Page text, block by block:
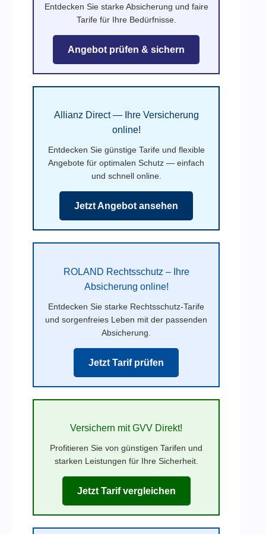
Entdecken Sie starke Absicherung und faire
Tarife für Ihre Bedürfnisse.
Angebot prüfen & sichern
Allianz Direct — Ihre Versicherung
online!
Entdecken Sie günstige Tarife und flexible
Angebote für optimalen Schutz — einfach
und schnell online.
Jetzt Angebot ansehen
ROLAND Rechtsschutz – Ihre
Absicherung online!
Entdecken Sie starke Rechtsschutz-Tarife
und sorgenfreies Leben mit der passenden
Absicherung.
Jetzt Tarif prüfen
Versichern mit GVV Direkt!
Profitieren Sie von günstigen Tarifen und
starken Leistungen für Ihre Sicherheit.
Jetzt Tarif vergleichen